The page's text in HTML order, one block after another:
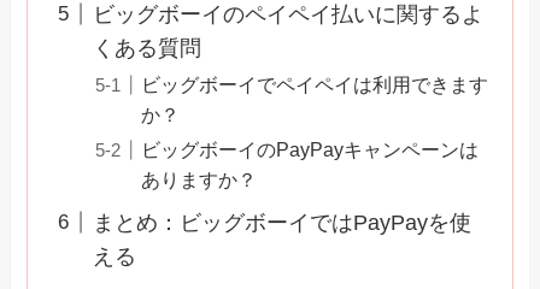
ビッグボーイのペイペイ払いに関するよ
くある質問
ビッグボーイでペイペイは利用できます
か？
ビッグボーイのPayPayキャンペーンは
ありますか？
まとめ：ビッグボーイではPayPayを使
える